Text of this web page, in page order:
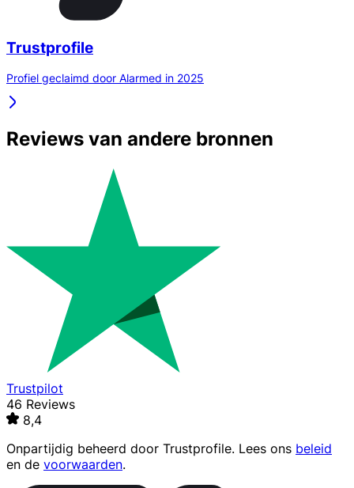
Trustprofile
Profiel geclaimd door Alarmed in 2025
Reviews van andere bronnen
Trustpilot
46 Reviews
8,4
Onpartijdig beheerd door Trustprofile. Lees ons beleid
en de voorwaarden.